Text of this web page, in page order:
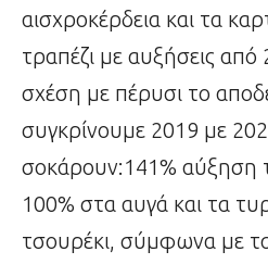
αισχροκέρδεια και τα
τραπέζι με αυξήσεις
σχέση με πέρυσι το
συγκρίνουμε 2019 με
σοκάρουν:141% αύξηση
100% στα αυγά και τα
τσουρέκι, σύμφωνα με